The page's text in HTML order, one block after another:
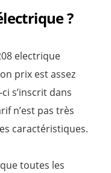
?
electrique
prix est assez
s’inscrit dans
n’est pas très
caractéristiques.
toutes les